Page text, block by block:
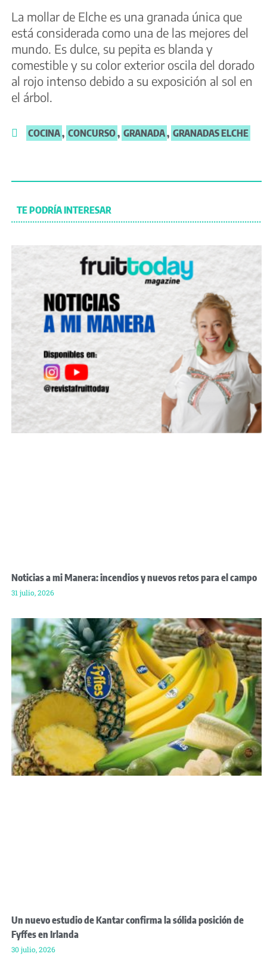
La mollar de Elche es una granada única que
está considerada como una de las mejores del
mundo. Es dulce, su pepita es blanda y
comestible y su color exterior oscila del dorado
al rojo intenso debido a su exposición al sol en
el árbol.
COCINA, CONCURSO, GRANADA, GRANADAS ELCHE
TE PODRÍA INTERESAR
Noticias a mi Manera: incendios y nuevos retos para el campo
31 julio, 2026
Un nuevo estudio de Kantar confirma la sólida posición de
Fyffes en Irlanda
30 julio, 2026